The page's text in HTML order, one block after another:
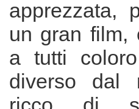
apprezzata,
un gran film,
a tutti
diverso dal